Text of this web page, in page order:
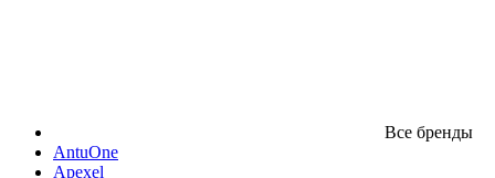
Все бренды
AntuOne
Apexel